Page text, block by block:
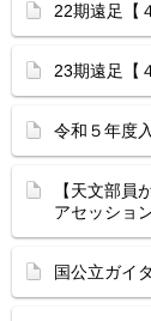
22期遠足【
23期遠足【
令和５年度
【天文部
アセッショ
国公立ガイ